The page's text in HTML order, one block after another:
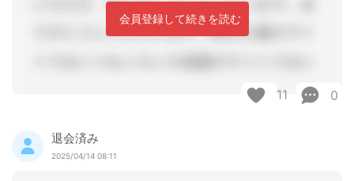
会員登録して続きを読む
11 0
退会済み
2025/04/14 08:11